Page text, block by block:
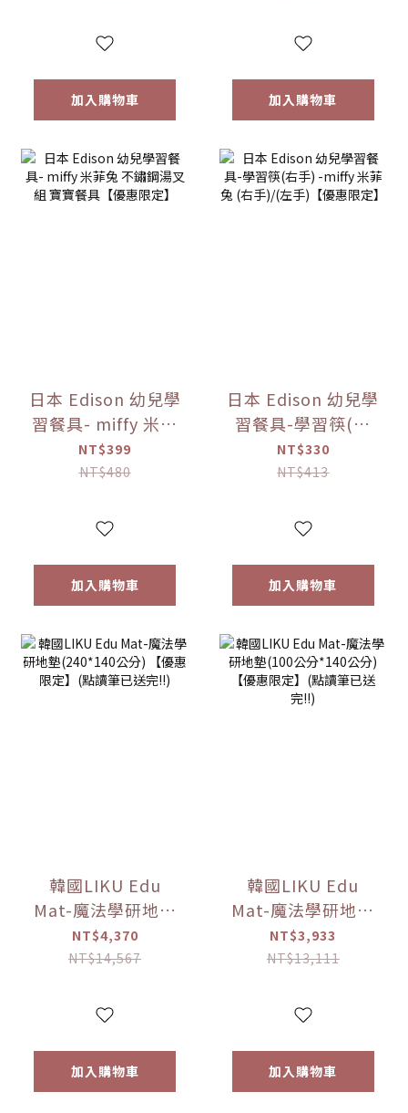
加入購物車 加入購物車
日本 Edison 幼兒學
習餐具- miffy 米菲
寶餐具【優惠限
NT$399
NT$480
加入購物車
日本 Edison 幼兒學
習餐具-學習筷(右
手) -miffy 米菲兔
(右手)/(左手)【優
NT$330
NT$413
加入購物車
韓國LIKU Edu
Mat-魔法學研地墊
(240*140公分)
【優惠限定】(點讀
NT$4,370
NT$14,567
加入購物車
韓國LIKU Edu
Mat-魔法學研地墊
(100公分*140公分)
【優惠限定】(點讀
NT$3,933
NT$13,111
加入購物車